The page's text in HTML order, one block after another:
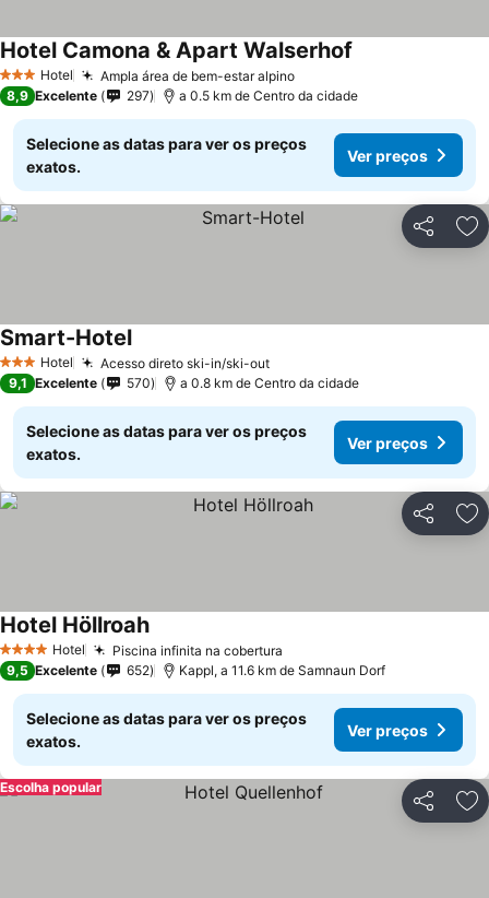
3 EstrelasHotel Ampla área de bem-estar alpinoVer preços
Hotel Camona & Apart Walserhof
8,9 Excelente 297 a 0.5 km de Centro da cidade
Selecione as datas para ver os preços
exatos.
Ver preços
Partilhar
3 EstrelasHotel Acesso direto ski-in/ski-outVer preços
Smart-HotelVer preços
9,1 Excelente 570 a 0.8 km de Centro da cidade
Selecione as datas para ver os preços
exatos.
Ver preços
Partilhar
4 EstrelasHotel Piscina infinita na cobertura
Hotel HöllroahVer preços
9,5 Excelente 652 Kappl, a 11.6 km de Samnaun Dorf
Selecione as datas para ver os preços
exatos.
Ver preços
Partilhar
Escolha popular